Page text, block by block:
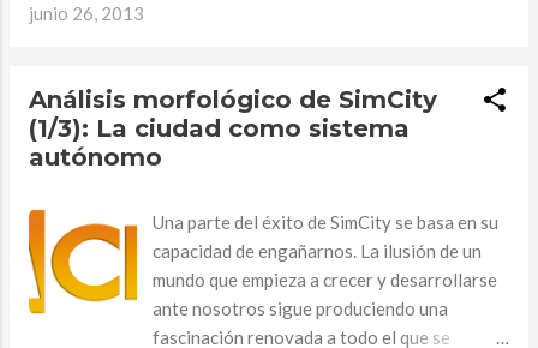
conseguir tal o cual objetivo, ya sea
desbloquear un edificio o cumplir una misión.
Es cierto que lo hacemos porque puede que
embellecer un barrio sucio y grisáceo o
dinamizar una zona industrial con la
atracción de trabajadores de otras ciudades,
pero lo fascinante es observar cómo
junio 26, 2013
Análisis morfológico de SimCity
(1/3): La ciudad como sistema
autónomo
Una parte del éxito de SimCity se basa en su
capacidad de engañarnos. La ilusión de un
mundo que empieza a crecer y desarrollarse
ante nosotros sigue produciendo una
fascinación renovada a todo el que se